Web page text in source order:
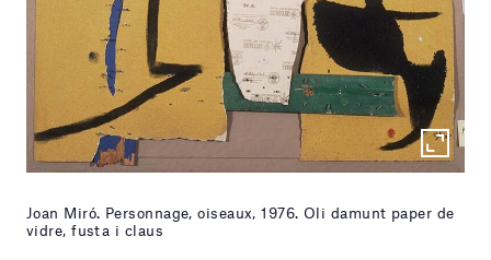
Joan Miró. Personnage, oiseaux, 1976. Oli damunt paper de
vidre, fusta i claus